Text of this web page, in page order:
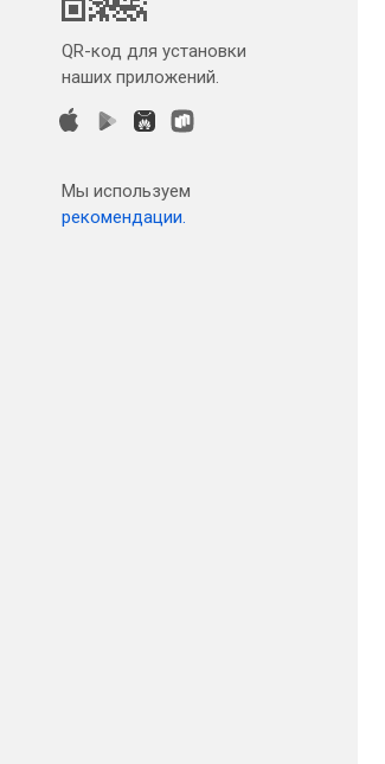
QR-код для установки
наших приложений.
Мы используем
рекомендации.